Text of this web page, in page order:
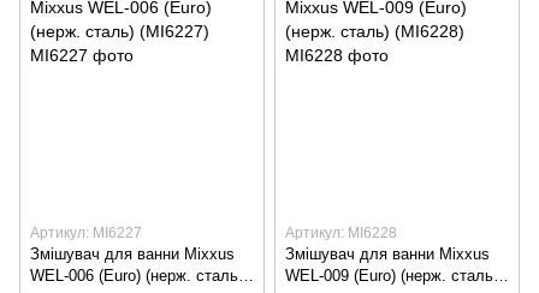
Артикул: MI6227
Змішувач для ванни Mixxus
WEL-006 (Euro) (нерж. сталь)
Артикул: MI6228
Змішувач для ванни Mixxus
WEL-009 (Euro) (нерж. сталь)